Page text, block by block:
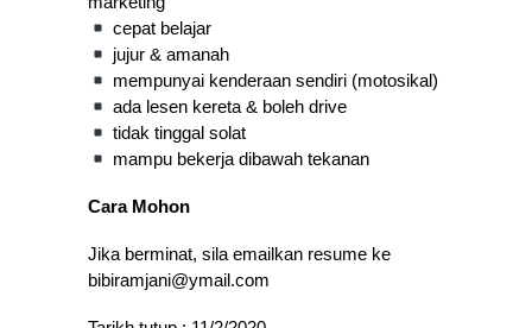
cepat belajar
jujur & amanah
mempunyai kenderaan sendiri (motosikal)
ada lesen kereta & boleh drive
tidak tinggal solat
mampu bekerja dibawah tekanan
Cara Mohon
Jika berminat, sila emailkan resume ke
bibiramjani@ymail.com